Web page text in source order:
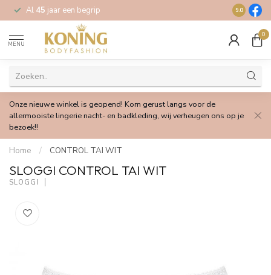
Al 45 jaar een begrip Gratis
9.0
MENU
0
Onze nieuwe winkel is geopend! Kom gerust langs voor de
allermooiste lingerie nacht- en badkleding, wij verheugen ons op je
bezoek!!
Home / CONTROL TAI WIT
SLOGGI CONTROL TAI WIT
SLOGGI